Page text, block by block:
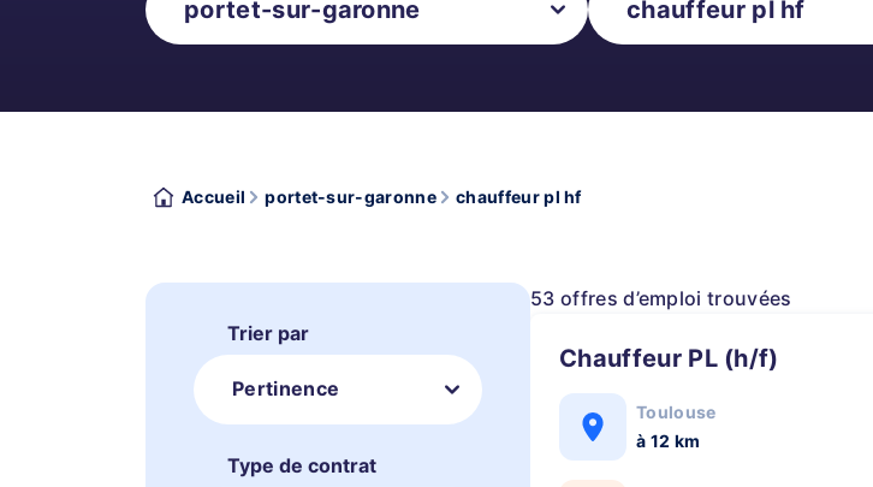
Accueil portet-sur-garonne chauffeur pl hf
Trier par
Pertinence
Type de contrat
53 offres d’emploi trouvées
Chauffeur PL (h/f)
Toulouse
à 12 km